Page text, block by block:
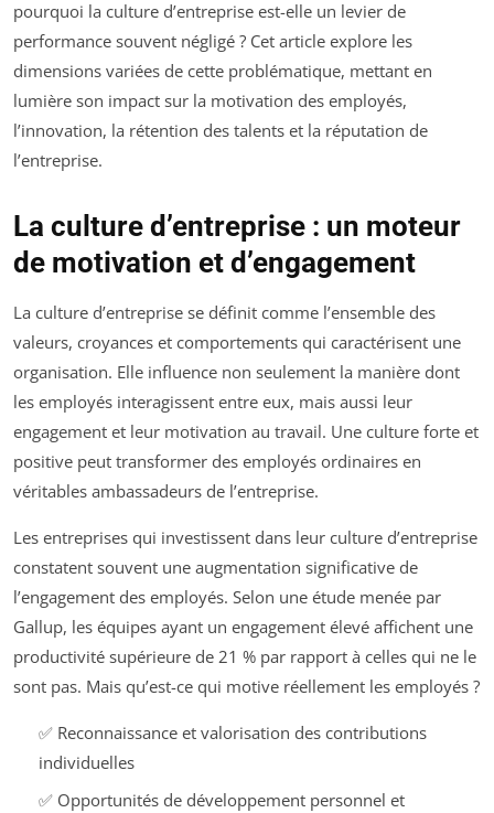
pourquoi la culture d’entreprise est-elle un levier de
performance souvent négligé ? Cet article explore les
dimensions variées de cette problématique, mettant en
lumière son impact sur la motivation des employés,
l’innovation, la rétention des talents et la réputation de
l’entreprise.
La culture d’entreprise : un moteur
de motivation et d’engagement
La culture d’entreprise se définit comme l’ensemble des
valeurs, croyances et comportements qui caractérisent une
organisation. Elle influence non seulement la manière dont
les employés interagissent entre eux, mais aussi leur
engagement et leur motivation au travail. Une culture forte et
positive peut transformer des employés ordinaires en
véritables ambassadeurs de l’entreprise.
Les entreprises qui investissent dans leur culture d’entreprise
constatent souvent une augmentation significative de
l’engagement des employés. Selon une étude menée par
Gallup, les équipes ayant un engagement élevé affichent une
productivité supérieure de 21 % par rapport à celles qui ne le
sont pas. Mais qu’est-ce qui motive réellement les employés ?
✅ Reconnaissance et valorisation des contributions
individuelles
✅ Opportunités de développement personnel et